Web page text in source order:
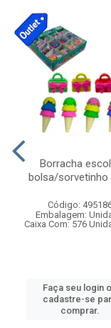
Borracha
bolsa/sorvetinho
Código:
Embalagem:
Caixa Com: 576
Faça seu login
cadastre-se
comprar.